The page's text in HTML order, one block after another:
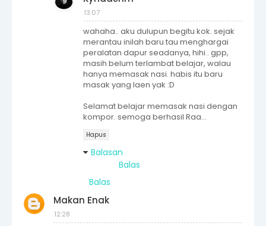
13:07
wahaha.. aku dulupun begitu kok. sejak
merantau inilah baru tau menghargai
peralatan dapur seadanya, hihi.. gpp,
masih belum terlambat belajar, walau
hanya memasak nasi. habis itu baru
masak yang laen yak :D
Selamat belajar memasak nasi dengan
kompor. semoga berhasil Raa...
Hapus
Balasan
Balas
Balas
Makan Enak
12:28